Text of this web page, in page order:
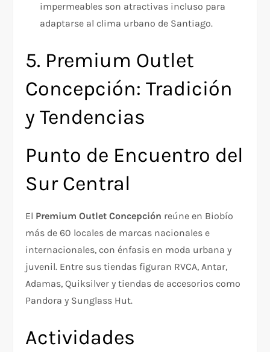
impermeables son atractivas incluso para
adaptarse al clima urbano de Santiago.
5. Premium Outlet
Concepción: Tradición
y Tendencias
Punto de Encuentro del
Sur Central
El Premium Outlet Concepción reúne en Biobío
más de 60 locales de marcas nacionales e
internacionales, con énfasis en moda urbana y
juvenil. Entre sus tiendas figuran RVCA, Antar,
Adamas, Quiksilver y tiendas de accesorios como
Pandora y Sunglass Hut.
Actividades